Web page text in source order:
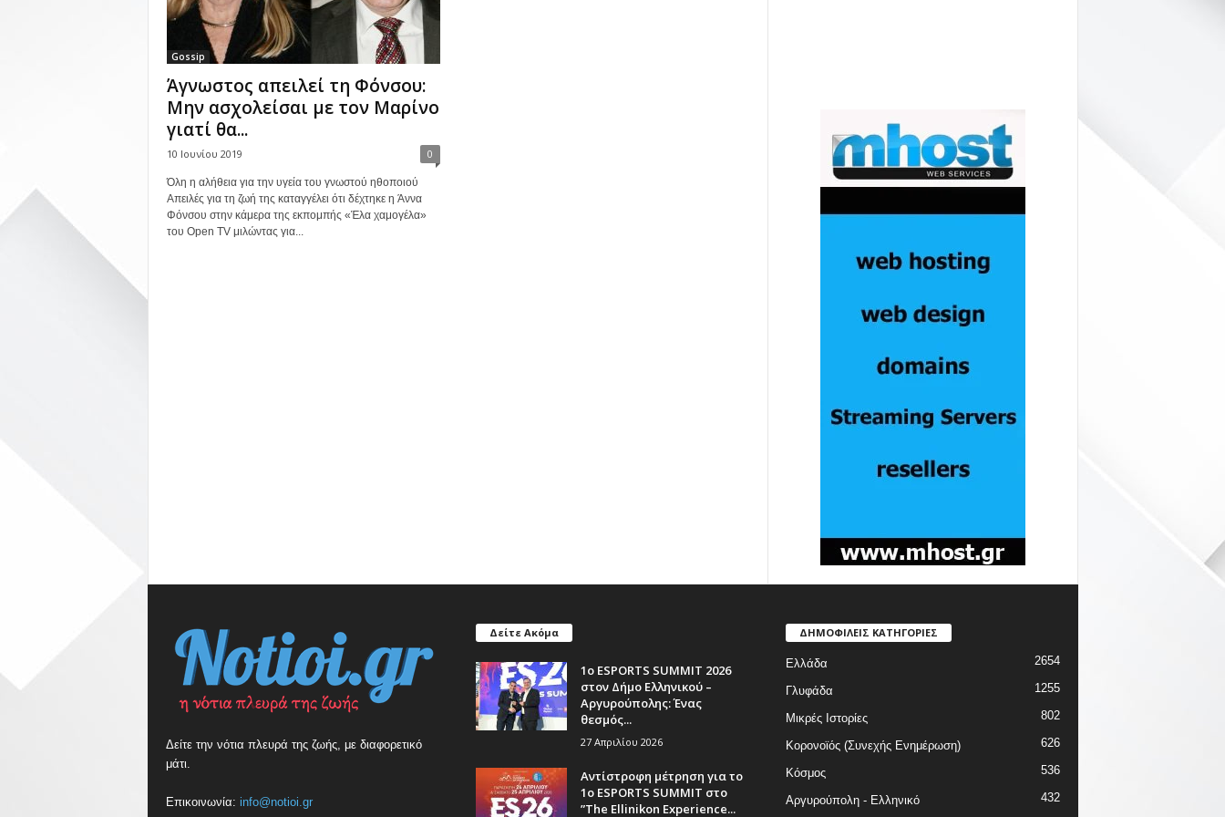
Gossip
Άγνωστος απειλεί τη Φόνσου:
Μην ασχολείσαι με τον Μαρίνο
γιατί θα...
10 Ιουνίου 2019 0
Όλη η αλήθεια για την υγεία του γνωστού ηθοποιού
Απειλές για τη ζωή της καταγγέλει ότι δέχτηκε η Άννα
Φόνσου στην κάμερα της εκπομπής «Έλα χαμογέλα»
του Open TV μιλώντας για...
Δείτε την νότια πλευρά της ζωής, με διαφορετικό
μάτι.
Επικοινωνία: info@notioi.gr
Δείτε Ακόμα
1ο ESPORTS SUMMIT 2026
στον Δήμο Ελληνικού –
Αργυρούπολης: Ένας
θεσμός...
27 Απριλίου 2026
Αντίστροφη μέτρηση για το
1ο ESPORTS SUMMIT στο
”The Ellinikon Experience...
ΔΗΜΟΦΙΛΕΙΣ ΚΑΤΗΓΟΡΙΕΣ
Ελλάδα 2654
Γλυφάδα 1255
Μικρές Ιστορίες 802
Κορονοϊός (Συνεχής Ενημέρωση) 626
Κόσμος 536
Αργυρούπολη - Ελληνικό 432